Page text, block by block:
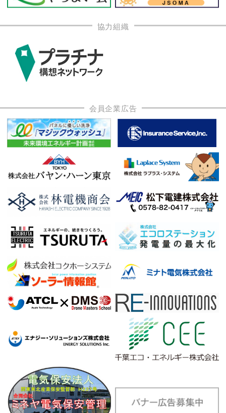
協力組織
会員企業広告